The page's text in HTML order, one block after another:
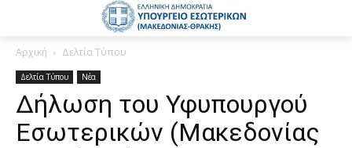
Αρχική Δελτία Τύπου
Δελτία Τύπου Νέα
Δήλωση του Υφυπουργού
Εσωτερικών (Μακεδονίας